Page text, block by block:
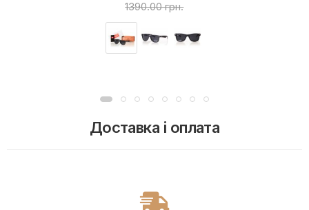
1390.00 грн.
Доставка і оплата